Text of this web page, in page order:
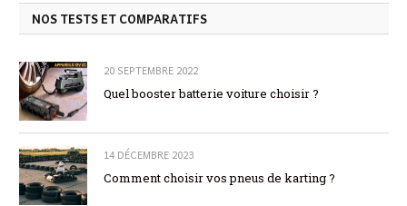
NOS TESTS ET COMPARATIFS
20 SEPTEMBRE 2022
Quel booster batterie voiture choisir ?
14 DÉCEMBRE 2023
Comment choisir vos pneus de karting ?